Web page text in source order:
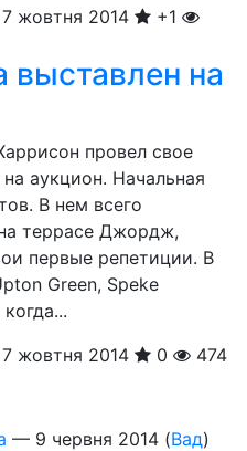
7 жовтня 2014
+1
на
провел свое
аукцион. Начальная
В нем всего
террасе Джордж,
первые репетиции. В
Green, Speke
7 жовтня 2014 0
474
— 9 червня 2014 (Вад)